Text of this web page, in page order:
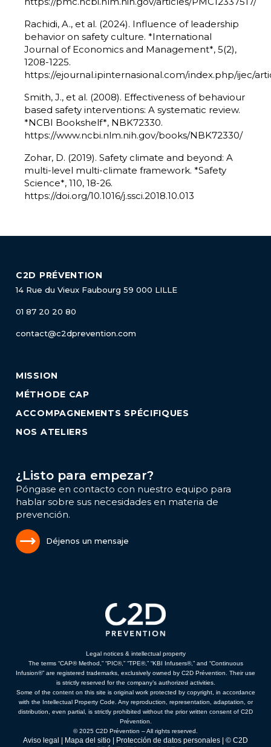
Rachidi, A., et al. (2024). Influence of leadership
behavior on safety culture. *International
Journal of Economics and Management*, 5(2),
1208-1225.
https://ejournal.ipinternasional.com/index.php/ijec/
Smith, J., et al. (2008). Effectiveness of behaviour
based safety interventions: A systematic review.
*NCBI Bookshelf*, NBK72330.
https://www.ncbi.nlm.nih.gov/books/NBK72330/
Zohar, D. (2019). Safety climate and beyond: A
multi-level multi-climate framework. *Safety
Science*, 110, 18-26.
https://doi.org/10.1016/j.ssci.2018.10.013
C2D PRÉVENTION
14 Rue du Vieux Faubourg 59 000 LILLE
01 87 20 20 80
contact@c2dprevention.com
MISSION
MÉTHODE CAP
ACCOMPAGNEMENTS SPÉCIFIQUES
NOS ATELIERS
¿Listo para empezar?
Póngase en contacto con nuestro equipo para
hablar sobre sus necesidades en materia de
prevención.
Déjenos un mensaje
Legal notices & intellectual property
The terms “CAP® Method,” “PIC®,” “TPE®,” “KBI Infusers®,” and “Continuous
Infusion®” are registered trademarks, exclusively owned by C2D Prévention. Their use
is strictly reserved for the company’s authorized activities.
Some of the content on this site is original work protected by copyright, in accordance
with the Intellectual Property Code. Any reproduction, representation, adaptation, or
distribution, even partial, is strictly prohibited without the prior written consent of C2D
Prévention.
© 2025 C2D Prévention – All rights reserved.
Aviso legal | Mapa del sitio | Protección de datos personales | © C2D